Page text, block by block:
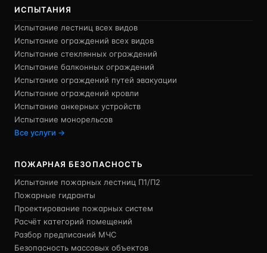
ИСПЫТАНИЯ
Испытание лестниц всех видов
Испытание ограждений всех видов
Испытание стеклянных ограждений
Испытание балконных ограждений
Испытание ограждений путей эвакуации
Испытание ограждений кровли
Испытание анкерных устройств
Испытание монорельсов
Все услуги →
ПОЖАРНАЯ БЕЗОПАСНОСТЬ
Испытание пожарных лестниц П1/П2
Пожарные гидранты
Проектирование пожарных систем
Расчёт категорий помещений
Разбор предписаний МЧС
Безопасность массовых объектов